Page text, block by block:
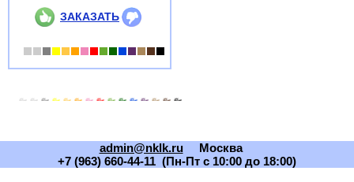
ЗАКАЗАТЬ
admin@nklk.ru
Москва
+7 (963) 660-44-11 (Пн-Пт с 10:00 до 18:00)